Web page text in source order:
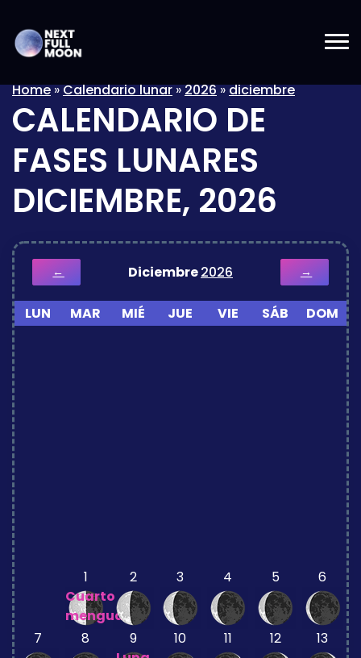
Home»Calendario lunar»2026»diciembre
CALENDARIO DE
FASES LUNARES
DICIEMBRE, 2026
← Diciembre2026 →
LUN MAR MIÉ JUE VIE SÁB DOM
1
Cuarto
menguante
2 3 4 5 6
7 8
9
10 11 12 13